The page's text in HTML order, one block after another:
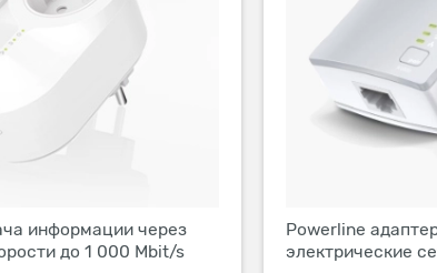
информации через
до 1 000 Mbit/s
Powerline
электрические